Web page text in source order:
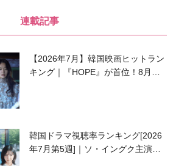
連載記事
【2026年7月】韓国映画ヒットラン
キング｜『HOPE』が首位！8月公
韓国ドラマ視聴率ランキング[2026
年7月第5週]｜ソ・イングク主演の